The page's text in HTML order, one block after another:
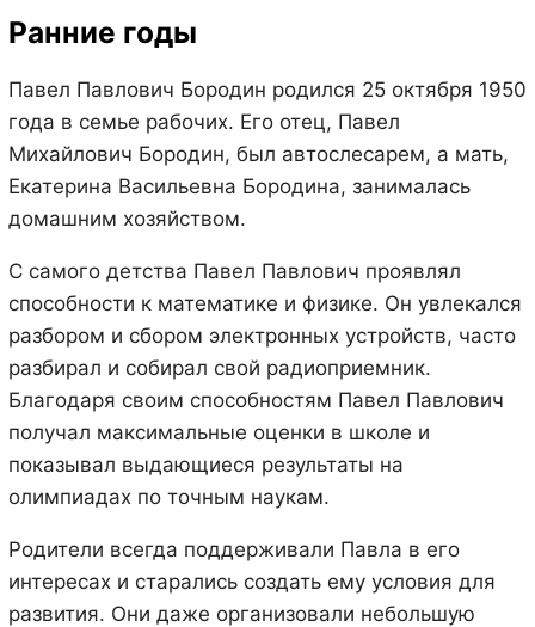
Ранние годы
Павел Павлович Бородин родился 25 октября 1950
года в семье рабочих. Его отец, Павел
Михайлович Бородин, был автослесарем, а мать,
Екатерина Васильевна Бородина, занималась
домашним хозяйством.
С самого детства Павел Павлович проявлял
способности к математике и физике. Он увлекался
разбором и сбором электронных устройств, часто
разбирал и собирал свой радиоприемник.
Благодаря своим способностям Павел Павлович
получал максимальные оценки в школе и
показывал выдающиеся результаты на
олимпиадах по точным наукам.
Родители всегда поддерживали Павла в его
интересах и старались создать ему условия для
развития. Они даже организовали небольшую